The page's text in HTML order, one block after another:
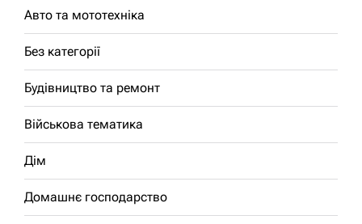
Авто та мототехніка
Без категорії
Будівництво та ремонт
Військова тематика
Дім
Домашнє господарство